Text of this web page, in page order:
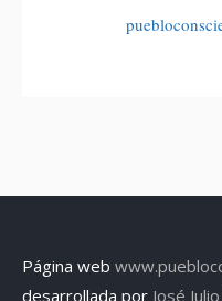
Página web
desarrollada por José